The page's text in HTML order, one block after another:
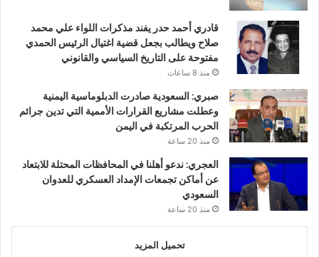
قادري أحمد حدر يفند مذكرات اللواء علي محمد
صلاح ويطالب بجعل قضية اغتيال الرئيس الحمدي
مفتوحة على التاريخ السياسي والقانوني
منذ 8 ساعات
صبري: السعودية صادرت الدبلوماسية اليمنية
وعطلت مشاريع القرارات الأممية التي تدين جرائم
الحرب المرتكبة في اليمن
منذ 20 ساعة
العجري: ندعو أهلنا في المحافظات المحتلة للابتعاد
عن أماكن تجمعات الإمداد العسكري للعدوان
السعودي
منذ 20 ساعة
تحميل المزيد